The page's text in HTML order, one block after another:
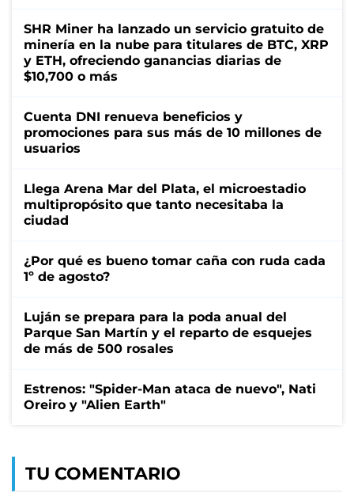
SHR Miner ha lanzado un servicio gratuito de
minería en la nube para titulares de BTC, XRP
y ETH, ofreciendo ganancias diarias de
$10,700 o más
Cuenta DNI renueva beneficios y
promociones para sus más de 10 millones de
usuarios
Llega Arena Mar del Plata, el microestadio
multipropósito que tanto necesitaba la
ciudad
¿Por qué es bueno tomar caña con ruda cada
1º de agosto?
Luján se prepara para la poda anual del
Parque San Martín y el reparto de esquejes
de más de 500 rosales
Estrenos: "Spider-Man ataca de nuevo", Nati
Oreiro y "Alien Earth"
TU COMENTARIO